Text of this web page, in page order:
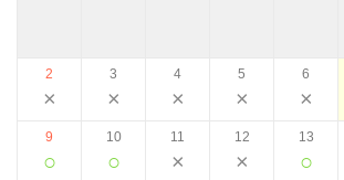
2
×
3
×
4
×
5
×
6
×
9
○
10
○
11
×
12
×
13
○